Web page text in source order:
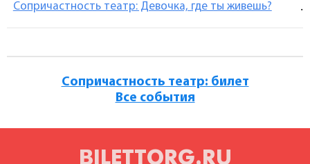
Сопричастность театр: Девочка, где ты живешь? .
Сопричастность театр: билет
Все события
BILETTORG.RU